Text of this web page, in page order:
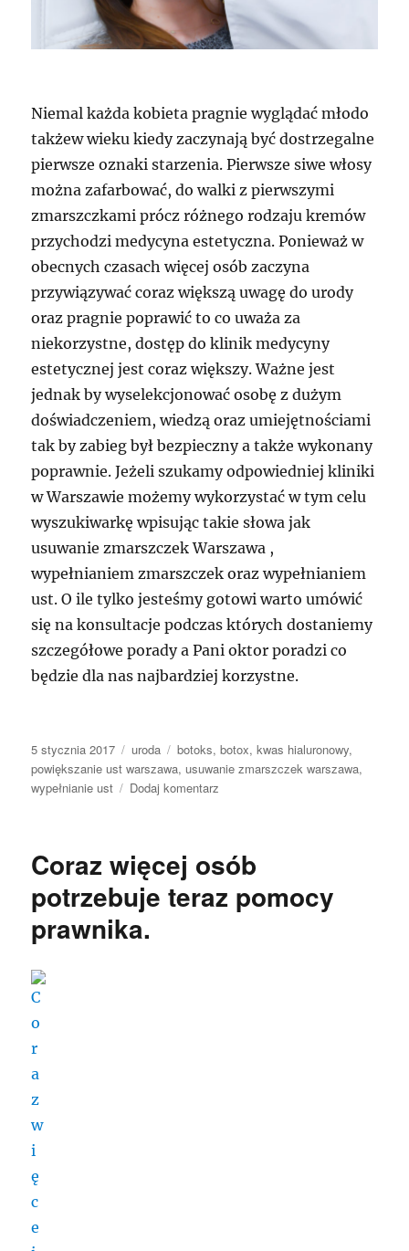
Niemal każda kobieta pragnie wyglądać młodo
takżew wieku kiedy zaczynają być dostrzegalne
pierwsze oznaki starzenia. Pierwsze siwe włosy
można zafarbować, do walki z pierwszymi
zmarszczkami prócz różnego rodzaju kremów
przychodzi medycyna estetyczna. Ponieważ w
obecnych czasach więcej osób zaczyna
przywiązywać coraz większą uwagę do urody
oraz pragnie poprawić to co uważa za
niekorzystne, dostęp do klinik medycyny
estetycznej jest coraz większy. Ważne jest
jednak by wyselekcjonować osobę z dużym
doświadczeniem, wiedzą oraz umiejętnościami
tak by zabieg był bezpieczny a także wykonany
poprawnie. Jeżeli szukamy odpowiedniej kliniki
w Warszawie możemy wykorzystać w tym celu
wyszukiwarkę wpisując takie słowa jak
usuwanie zmarszczek Warszawa ,
wypełnianiem zmarszczek oraz wypełnianiem
ust. O ile tylko jesteśmy gotowi warto umówić
się na konsultacje podczas których dostaniemy
szczegółowe porady a Pani oktor poradzi co
będzie dla nas najbardziej korzystne.
Data
publikacji
5 stycznia 2017 Kategorie
uroda Tagi
botoks,botox,kwas hialuronowy,
powiększanie ust warszawa, usuwanie zmarszczek warszawa,
wypełnianie ust
Dodaj komentarz
dzięki
estetycznej
Coraz więcej osób
potrzebuje teraz pomocy
prawnika.